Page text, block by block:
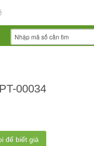
00034
để biết giá